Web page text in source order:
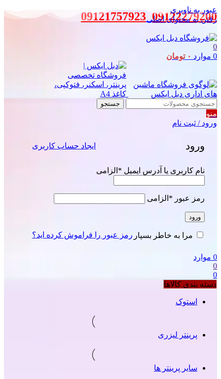
عبور به ناوبری
رفتن به محتوای اصلی
09122279200
09121757923
0
0 موارد ۰ تومان
جستجو
منو
ورود / ثبت نام
ورود ایجاد حساب کاربری
نام کاربری یا آدرس ایمیل * الزامی
رمز عبور * الزامی
ورود
رمز عبور را فراموش کرده اید؟ مرا به خاطر بسپار
0 موارد
0
0
دسته بندی کالاها
استوک
پرینتر لیزری
سایر پرینتر ها